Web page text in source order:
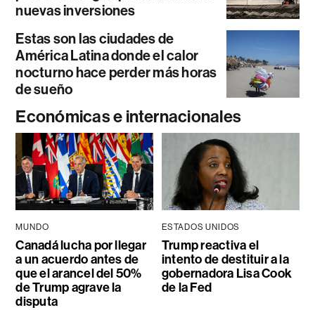
nuevas inversiones
Estas son las ciudades de
América Latina donde el calor
nocturno hace perder más horas
de sueño
Económicas e internacionales
MUNDO
Canadá lucha por llegar
a un acuerdo antes de
que el arancel del 50%
de Trump agrave la
disputa
ESTADOS UNIDOS
Trump reactiva el
intento de destituir a la
gobernadora Lisa Cook
de la Fed